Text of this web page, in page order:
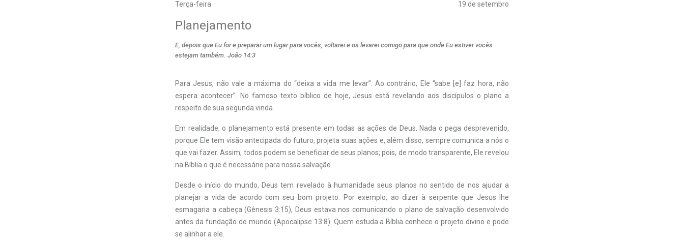
Terça-feira 19 de setembro
Planejamento
E, depois que Eu for e preparar um lugar para vocês, voltarei e os levarei comigo para que onde Eu estiver vocês
estejam também. João 14:3
Para Jesus, não vale a máxima do “deixa a vida me levar”. Ao contrário, Ele “sabe [e] faz hora, não
espera acontecer”. No famoso texto bíblico de hoje, Jesus está revelando aos discípulos o plano a
respeito de sua segunda vinda.
Em realidade, o planejamento está presente em todas as ações de Deus. Nada o pega desprevenido,
porque Ele tem visão antecipada do futuro, projeta suas ações e, além disso, sempre comunica a nós o
que vai fazer. Assim, todos podem se beneficiar de seus planos; pois, de modo transparente, Ele revelou
na Bíblia o que é necessário para nossa salvação.
Desde o início do mundo, Deus tem revelado à humanidade seus planos no sentido de nos ajudar a
planejar a vida de acordo com seu bom projeto. Por exemplo, ao dizer à serpente que Jesus lhe
esmagaria a cabeça (Gênesis 3:15), Deus estava nos comunicando o plano de salvação desenvolvido
antes da fundação do mundo (Apocalipse 13:8). Quem estuda a Bíblia conhece o projeto divino e pode
se alinhar a ele.